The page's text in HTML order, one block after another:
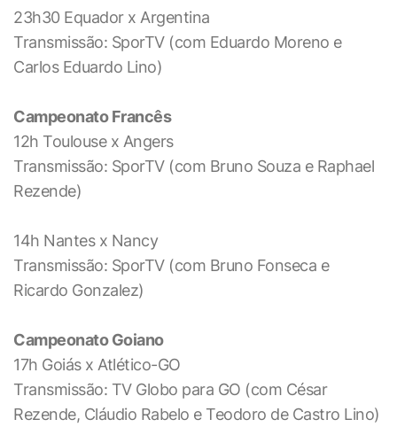
23h30 Equador x Argentina
Transmissão: SporTV (com Eduardo Moreno e
Carlos Eduardo Lino)
Campeonato Francês
12h Toulouse x Angers
Transmissão: SporTV (com Bruno Souza e Raphael
Rezende)
14h Nantes x Nancy
Transmissão: SporTV (com Bruno Fonseca e
Ricardo Gonzalez)
Campeonato Goiano
17h Goiás x Atlético-GO
Transmissão: TV Globo para GO (com César
Rezende, Cláudio Rabelo e Teodoro de Castro Lino)